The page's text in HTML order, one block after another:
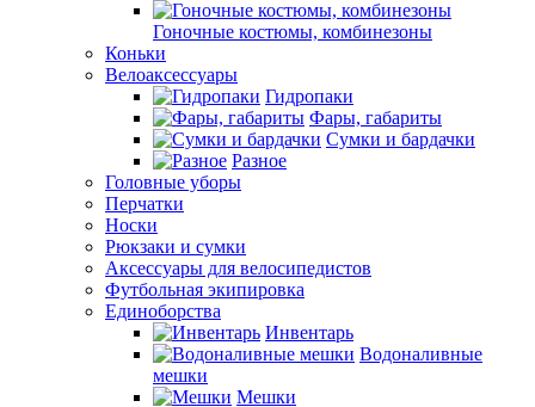
Гоночные костюмы, комбинезоны
Коньки
Велоаксессуары
Гидропаки
Фары, габариты
Сумки и бардачки
Разное
Головные уборы
Перчатки
Носки
Рюкзаки и сумки
Аксессуары для велосипедистов
Футбольная экипировка
Единоборства
Инвентарь
Водоналивные
мешки
Мешки